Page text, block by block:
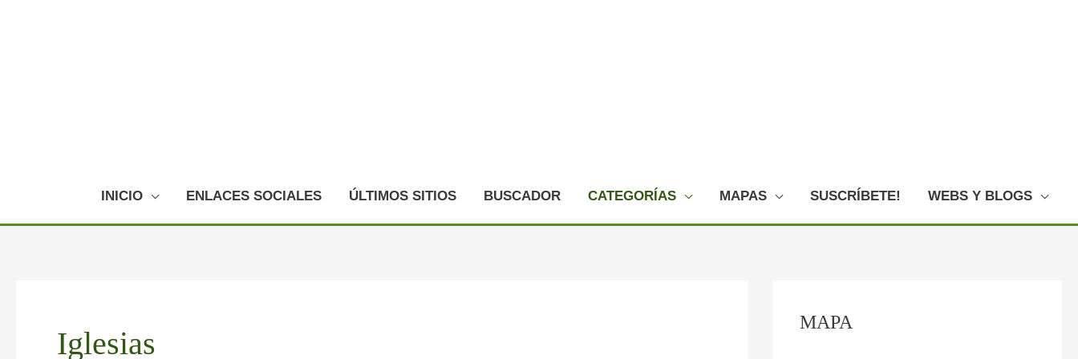
INICIO ENLACES SOCIALES ÚLTIMOS SITIOS BUSCADOR CATEGORÍAS MAPAS SUSCRÍBETE! WEBS Y BLOGS
Iglesias
MAPA
o